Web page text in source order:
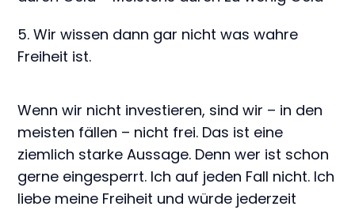
5. Wir wissen dann gar nicht was wahre
Freiheit ist.
Wenn wir nicht investieren, sind wir – in den
meisten fällen – nicht frei. Das ist eine
ziemlich starke Aussage. Denn wer ist schon
gerne eingesperrt. Ich auf jeden Fall nicht. Ich
liebe meine Freiheit und würde jederzeit